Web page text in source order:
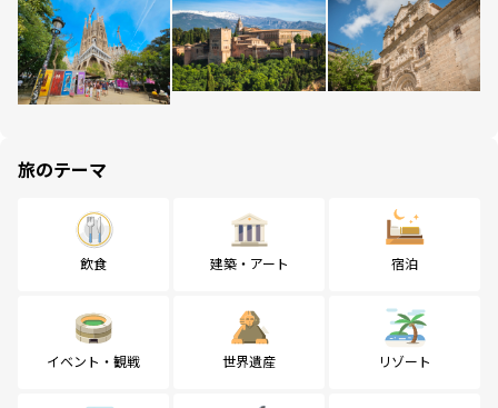
旅のテーマ
飲食 建築・アート 宿泊
イベント・観戦 世界遺産 リゾート